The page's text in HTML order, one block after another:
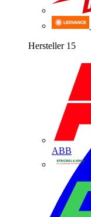
Hersteller 15
ABB